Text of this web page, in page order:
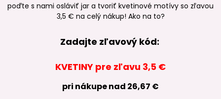
poďte s nami osláviť jar a tvoriť kvetinové motívy so zľavou
3,5 € na celý nákup! Ako na to?
Zadajte zľavový kód:
KVETINY pre zľavu 3,5 €
pri nákupe nad 26,67 €